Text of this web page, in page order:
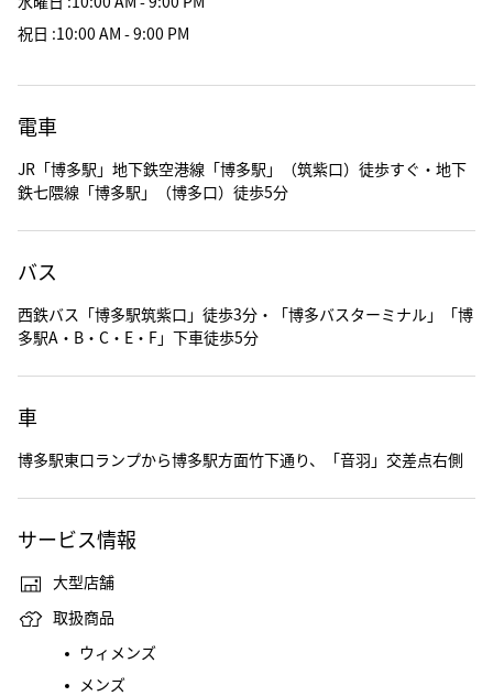
祝日 :10:00 AM - 9:00 PM
電車
JR「博多駅」地下鉄空港線「博多駅」（筑紫口）徒歩すぐ・地下
鉄七隈線「博多駅」（博多口）徒歩5分
バス
西鉄バス「博多駅筑紫口」徒歩3分・「博多バスターミナル」「博
多駅A・B・C・E・F」下車徒歩5分
車
博多駅東口ランプから博多駅方面竹下通り、「音羽」交差点右側
サービス情報
大型店舗
取扱商品
ウィメンズ
メンズ